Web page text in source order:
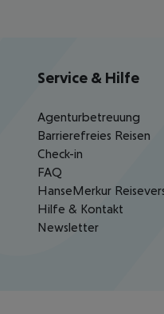
Service & Hilfe
Agenturbetreuung
Barrierefreies Reisen
Check-in
FAQ
HanseMerkur
Hilfe & Kontakt
Newsletter